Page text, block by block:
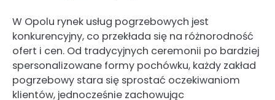
W Opolu rynek usług pogrzebowych jest
konkurencyjny, co przekłada się na różnorodność
ofert i cen. Od tradycyjnych ceremonii po bardziej
spersonalizowane formy pochówku, każdy zakład
pogrzebowy stara się sprostać oczekiwaniom
klientów, jednocześnie zachowując